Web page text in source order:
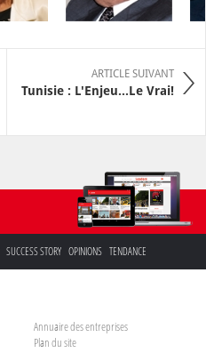
ARTICLE SUIVANT
Tunisie : L'Enjeu...Le Vrai!
SUCCESS STORY OPINIONS TENDANCE
Annuaire des entreprises
Plan du site